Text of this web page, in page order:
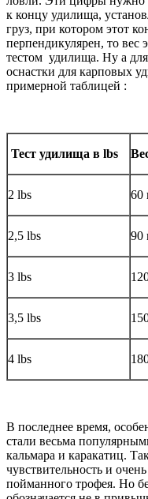
к концу удилища,
груз, при котором этот
перпендикулярен, то вес
тестом удилища. Ну а
оснастки для карповых
примерной таблицей :
Тест удилища в lbs
2 lbs 60
2,5 lbs 90
3 lbs
3,5 lbs
4 lbs
В последнее время,
стали весьма
кальмара и каракатиц.
чувствительность и
пойманного трофея. Но